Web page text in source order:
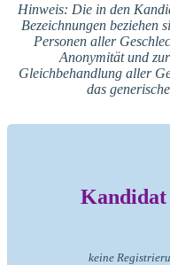
Hinweis: Die in den
Bezeichnungen beziehen
Personen aller
Anonymität und
Gleichbehandlung aller
das
Kandidat
keine